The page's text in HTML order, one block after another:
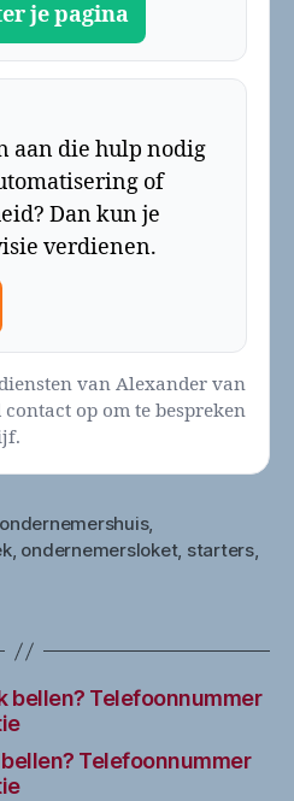
je pagina
aan die hulp nodig
of
Dan kun je
verdienen.
van Alexander van
op om te bespreken
ondernemershuis,
, ondernemersloket, starters,
bellen? Telefoonnummer
Telefoonnummer